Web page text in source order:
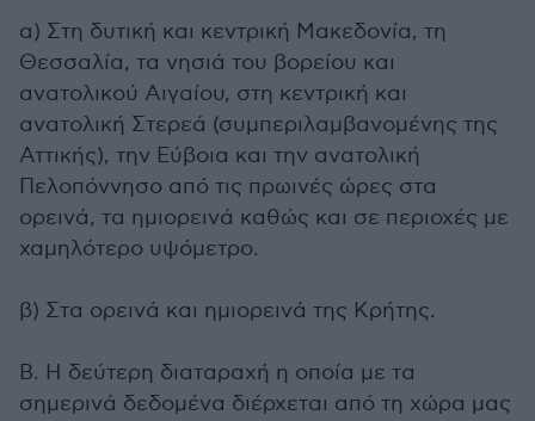
α) Στη δυτική και κεντρική Μακεδονία, τη
Θεσσαλία, τα νησιά του βορείου και
ανατολικού Αιγαίου, στη κεντρική και
ανατολική Στερεά (συμπεριλαμβανομένης της
Αττικής), την Εύβοια και την ανατολική
Πελοπόννησο από τις πρωινές ώρες στα
ορεινά, τα ημιορεινά καθώς και σε περιοχές με
χαμηλότερο υψόμετρο.
β) Στα ορεινά και ημιορεινά της Κρήτης.
B. Η δεύτερη διαταραχή η οποία με τα
σημερινά δεδομένα διέρχεται από τη χώρα μας